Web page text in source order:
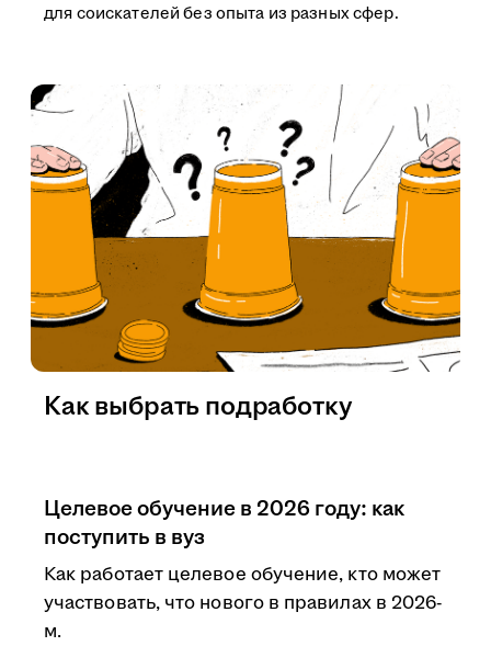
для соискателей без опыта из разных сфер.
Как выбрать подработку
Целевое обучение в 2026 году: как
поступить в вуз
Как работает целевое обучение, кто может
участвовать, что нового в правилах в 2026-
м.